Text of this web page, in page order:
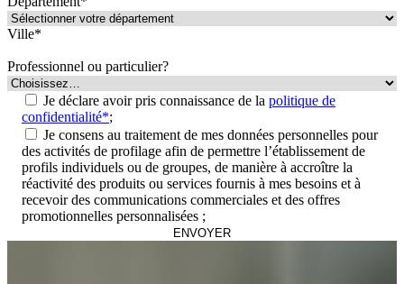
Ville*
Professionnel ou particulier?
Je déclare avoir pris connaissance de la politique de
confidentialité*;
Je consens au traitement de mes données personnelles pour
des activités de profilage afin de permettre l’établissement de
profils individuels ou de groupes, de manière à accroître la
réactivité des produits ou services fournis à mes besoins et à
recevoir des communications commerciales et des offres
promotionnelles personnalisées ;